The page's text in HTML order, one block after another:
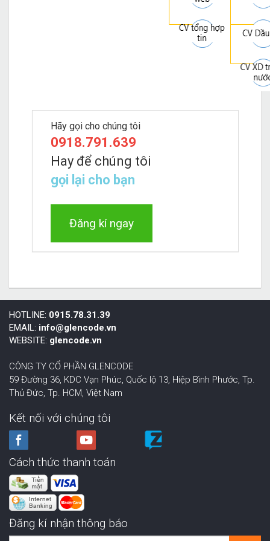
Hãy gọi cho chúng tôi
0918.791.639
Hay để chúng tôi
gọi lại cho bạn
Đăng kí ngay
HOTLINE: 0915.78.31.39
EMAIL: info@glencode.vn
WEBSITE: glencode.vn
CÔNG TY CỔ PHẦN GLENCODE
59 Đường 36, KDC Vạn Phúc, Quốc lộ 13, Hiệp Bình Phước, Tp.
Thủ Đức, Tp. HCM, Việt Nam
Kết nối với chúng tôi
Cách thức thanh toán
Đăng kí nhận thông báo